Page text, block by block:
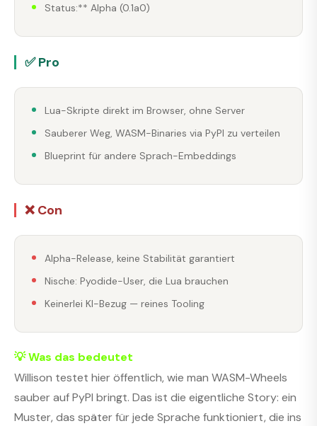
Status:** Alpha (0.1a0)
✅ Pro
Lua-Skripte direkt im Browser, ohne Server
Sauberer Weg, WASM-Binaries via PyPI zu verteilen
Blueprint für andere Sprach-Embeddings
❌ Con
Alpha-Release, keine Stabilität garantiert
Nische: Pyodide-User, die Lua brauchen
Keinerlei KI-Bezug — reines Tooling
💡 Was das bedeutet
Willison testet hier öffentlich, wie man WASM-Wheels
sauber auf PyPI bringt. Das ist die eigentliche Story: ein
Muster, das später für jede Sprache funktioniert, die ins